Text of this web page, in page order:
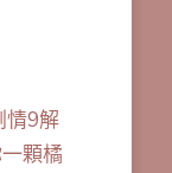
情9解
顆橘